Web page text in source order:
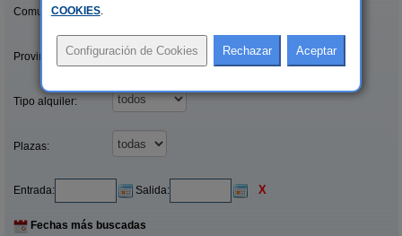
Comunidades:
Provincias/Islas:
Tipo alquiler:
Plazas:
Entrada: Salida: X
Fechas más buscadas
COOKIES.